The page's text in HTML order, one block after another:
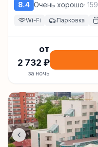
8.4 Очень хорошо· 159
Wi-Fi Парковка
от
2 732 ₽
за ночь